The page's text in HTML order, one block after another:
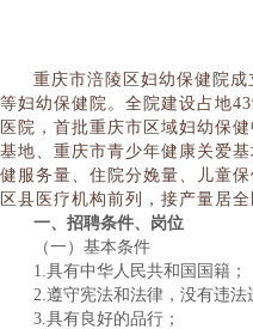
重庆市涪陵区妇幼保健院
等妇幼保健院。 全院建设占地
医院，首批重庆市区域妇幼保
基地、重庆市青少年健康关爱基
健服务量、住院分娩量、儿童
区县医疗机构前列，接产量居全
一、招聘条件、岗位
（一）基本条件
1.具有中华人民共和国国籍；
2.遵守宪法和法律，没有违法
3.具有良好的品行；